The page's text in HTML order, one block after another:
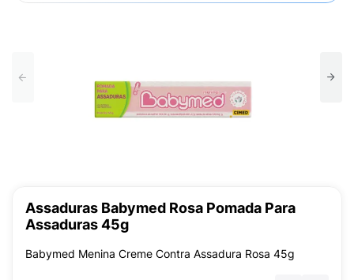
Assaduras Babymed Rosa Pomada Para
Assaduras 45g
Babymed Menina Creme Contra Assadura Rosa 45g